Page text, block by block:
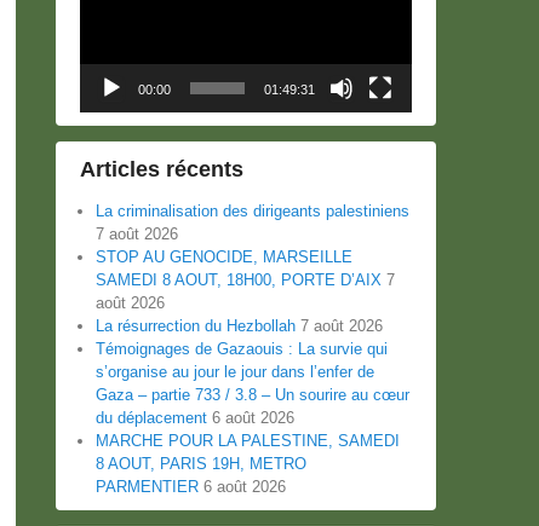
00:00 01:49:31
Articles récents
La criminalisation des dirigeants palestiniens
7 août 2026
STOP AU GENOCIDE, MARSEILLE
SAMEDI 8 AOUT, 18H00, PORTE D’AIX 7
août 2026
La résurrection du Hezbollah 7 août 2026
Témoignages de Gazaouis : La survie qui
s’organise au jour le jour dans l’enfer de
Gaza – partie 733 / 3.8 – Un sourire au cœur
du déplacement 6 août 2026
MARCHE POUR LA PALESTINE, SAMEDI
8 AOUT, PARIS 19H, METRO
PARMENTIER 6 août 2026